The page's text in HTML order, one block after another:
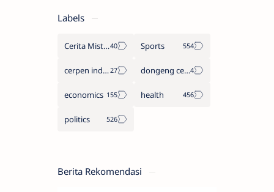
Labels
Cerita Misteri Sports
cerpen indonesia dongeng cerita legenda
economics health
politics
Berita Rekomendasi